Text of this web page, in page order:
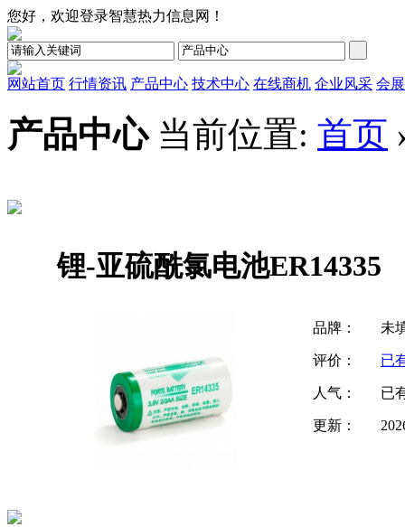
您好，欢迎登录智慧热力信息网！
网站首页 行情资讯 产品中心 技术中心 在线商机 企业风采 会
产品中心 当前位置: 首页
锂-亚硫酰氯电池ER14335
品牌： 未
评价： 已
人气： 已
更新：